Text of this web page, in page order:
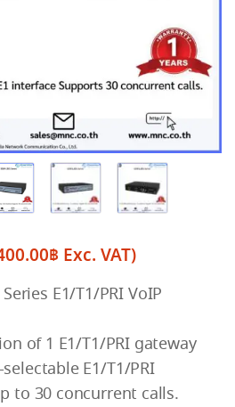
฿ Exc. VAT)
E1/T1/PRI VoIP
of 1 E1/T1/PRI gateway
E1/T1/PRI
to 30 concurrent calls.